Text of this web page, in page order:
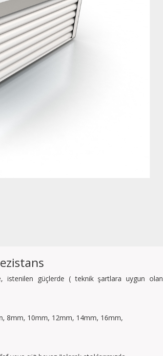
istenilen güçlerde ( teknik şartlara uygun olan
8mm, 10mm, 12mm, 14mm, 16mm,